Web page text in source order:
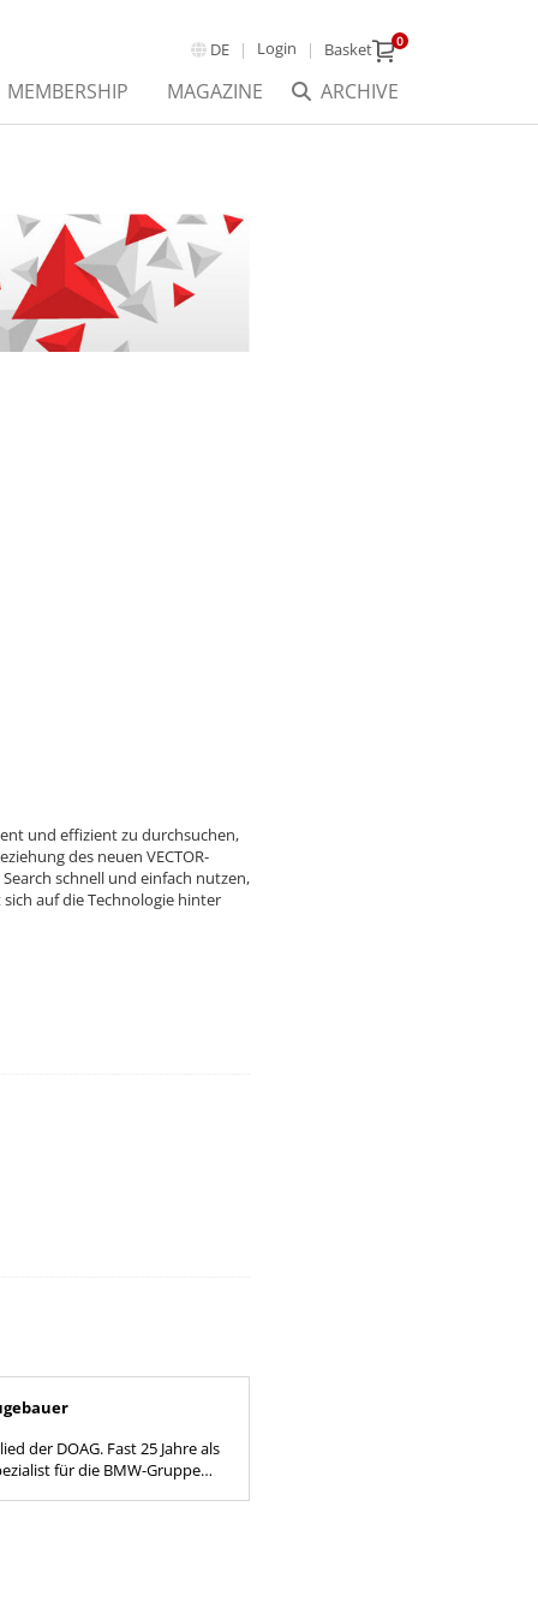
DE Login Basket 0
ARCHIVE
MEMBERSHIP MAGAZINE
und effizient zu durchsuchen,
des neuen VECTOR-
schnell und einfach nutzen,
auf die Technologie hinter
Fast 25 Jahre als
für die BMW-Gruppe